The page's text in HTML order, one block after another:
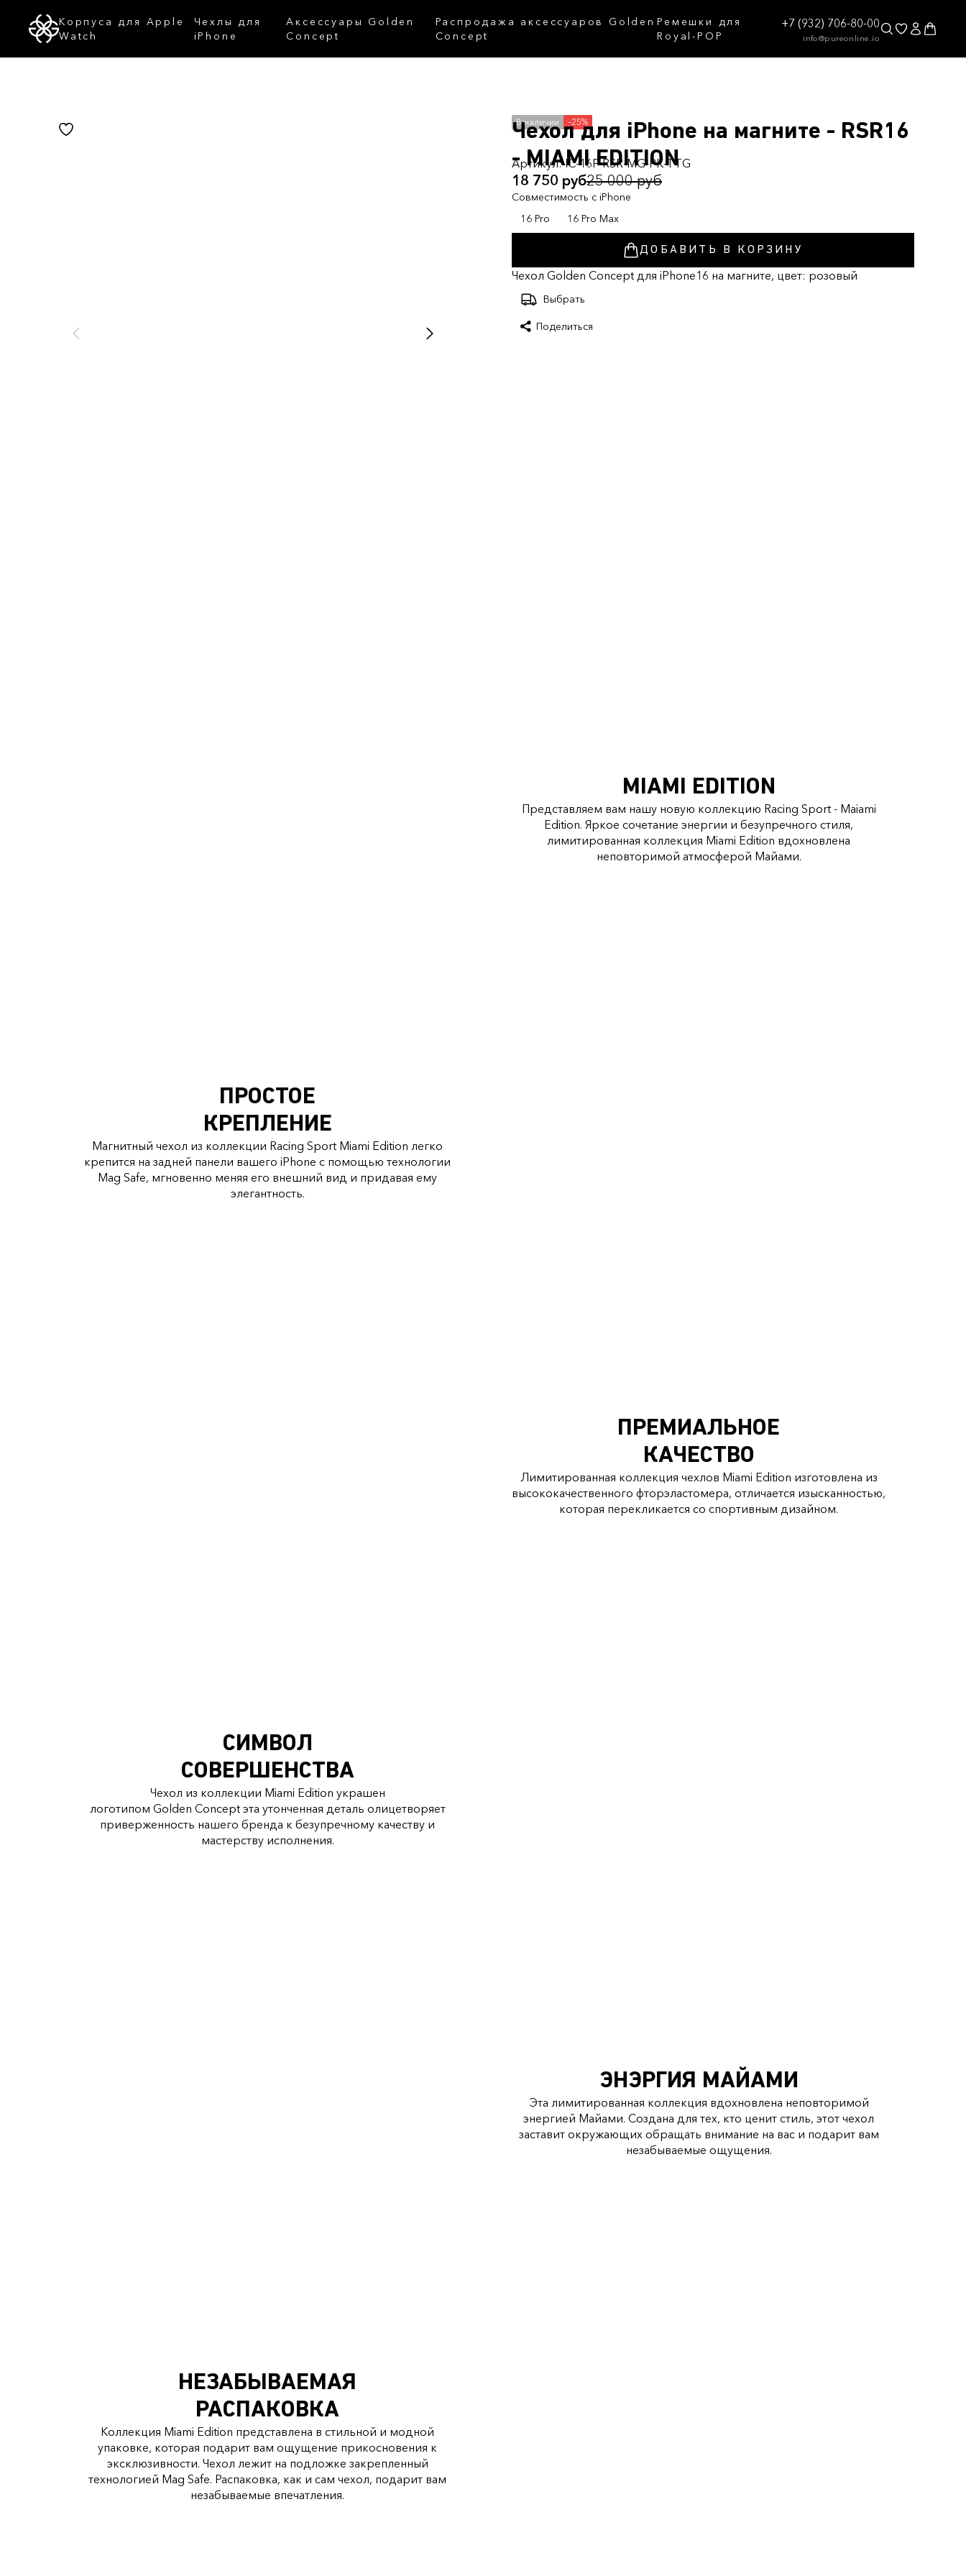
Корпуса для Apple
Watch
Чехлы для
iPhone
Аксессуары Golden
Concept
Распродажа аксессуаров Golden
Concept
Ремешки для
Royal-POP
+7 (932) 706-80-00
info@pureonline.io
–25%
Чехол для iPhone на магните - RSR16
- MIAMI EDITION
Артикул:IC-16P-RSR-MG-PK-TTG
18 750 руб25 000 руб
Совместимость с iPhone
16 Pro
16 Pro Max
ДОБАВИТЬ В КОРЗИНУ
Чехол Golden Concept для iPhone16 на магните, цвет: розовый
Выбрать
Поделиться
MIAMI EDITION
Представляем вам нашу новую коллекцию Racing Sport - Maiami
Edition. Яркое сочетание энергии и безупречного стиля,
лимитированная коллекция Miami Edition вдохновлена
неповторимой атмосферой Майами.
ПРОСТОЕ
КРЕПЛЕНИЕ
Магнитный чехол из коллекции Racing Sport Miami Edition легко
крепится на задней панели вашего iPhone c помощью технологии
Mag Safe, мгновенно меняя его внешний вид и придавая ему
элегантность.
ПРЕМИАЛЬНОЕ
КАЧЕСТВО
Лимитированная коллекция чехлов Miami Edition изготовлена из
высококачественного фторэластомера, отличается изысканностью,
которая перекликается со спортивным дизайном.
СИМВОЛ
СОВЕРШЕНСТВА
Чехол из коллекции Miami Edition украшен
логотипом Golden Concept эта утонченная деталь олицетворяет
приверженность нашего бренда к безупречному качеству и
мастерству исполнения.
ЭНЭРГИЯ МАЙАМИ
Эта лимитированная коллекция вдохновлена неповторимой
энергией Майами. Создана для тех, кто ценит стиль, этот чехол
заставит окружающих обращать внимание на вас и подарит вам
незабываемые ощущения.
НЕЗАБЫВАЕМАЯ
РАСПАКОВКА
Коллекция Miami Edition представлена в стильной и модной
упаковке, которая подарит вам ощущение прикосновения к
эксклюзивности. Чехол лежит на подложке закрепленный
технологией Mag Safe. Распаковка, как и сам чехол, подарит вам
незабываемые впечатления.